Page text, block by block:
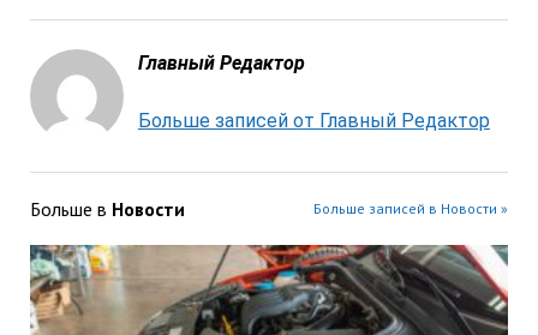
Главный Редактор
Больше записей от Главный Редактор
Больше в Новости Больше записей в Новости »